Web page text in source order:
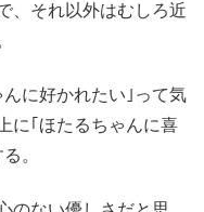
、それ以外はむしろ近
に好かれたい｣って気
に｢ほたるちゃんに喜
。